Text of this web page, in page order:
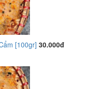
[100gr] 30.000đ